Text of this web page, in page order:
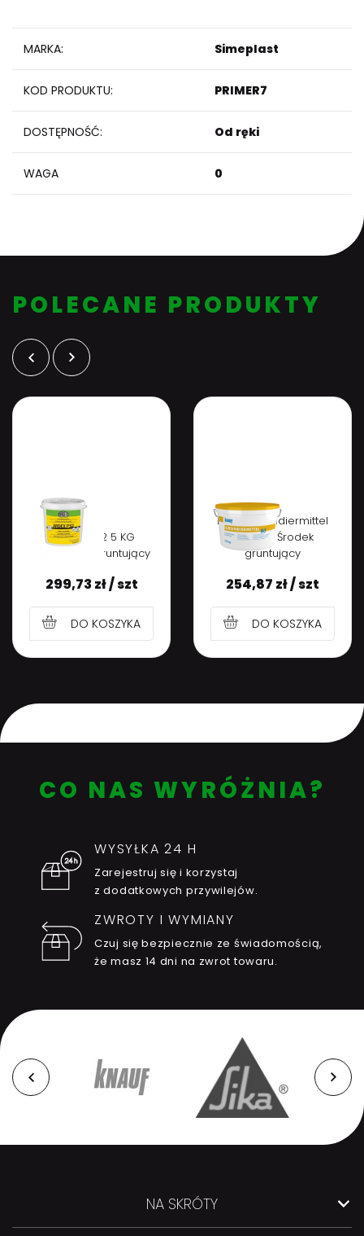
MARKA: Simeplast
KOD PRODUKTU: PRIMER7
DOSTĘPNOŚĆ: Od ręki
WAGA 0
POLECANE PRODUKTY
ARDEX P 52 5 KG
Koncentrat gruntujący
299,73zł/ szt
DO KOSZYKA
KNAUF Grundiermittel
90 15 kg Środek
gruntujący
254,87 zł/ szt
DO KOSZYKA
CO NAS WYRÓŻNIA?
WYSYŁKA 24 H
Zarejestruj się i korzystaj
z dodatkowych przywilejów.
ZWROTY I WYMIANY
Czuj się bezpiecznie ze świadomością,
że masz 14 dni na zwrot towaru.
NA SKRÓTY